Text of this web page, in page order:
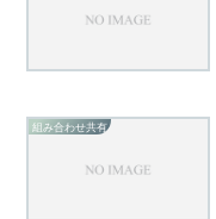
組み合わせ共有